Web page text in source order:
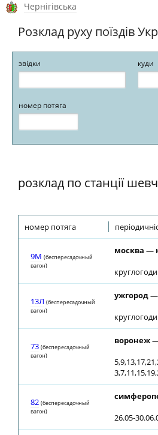
Чернігівська
Розклад руху поїздів
звідки куди
номер потяга
розклад по станції
номер потяга
9М (беспересадочный
вагон)
москва —
13Л (беспересадочный
вагон)
ужгород
73 (беспересадочный
вагон)
воронеж
82 (беспересадочный
вагон)
26.05-